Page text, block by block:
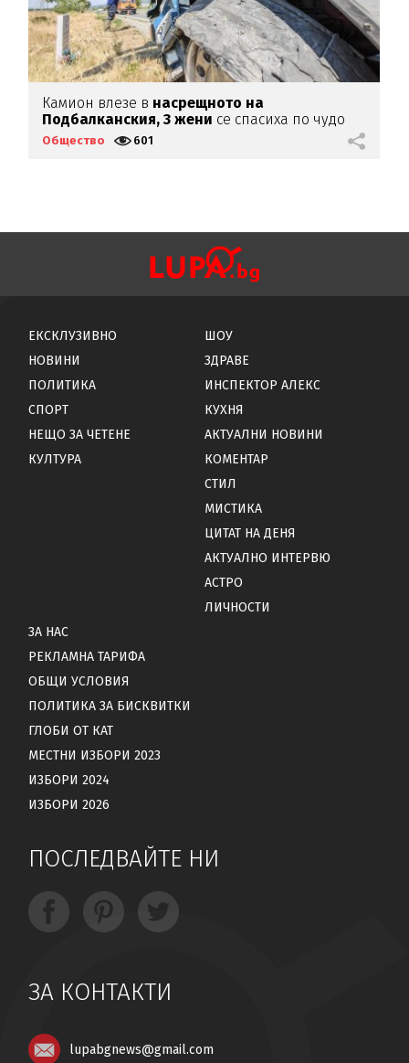
Камион влезе в насрещното на
Подбалканския, 3 жени се спасиха по чудо
(ВИДЕО)
Общество 601
ЕКСКЛУЗИВНО
НОВИНИ
ПОЛИТИКА
СПОРТ
НЕЩО ЗА ЧЕТЕНЕ
КУЛТУРА
ШОУ
ЗДРАВЕ
ИНСПЕКТОР АЛЕКС
КУХНЯ
АКТУАЛНИ НОВИНИ
КОМЕНТАР
СТИЛ
МИСТИКА
ЦИТАТ НА ДЕНЯ
АКТУАЛНО ИНТЕРВЮ
АСТРО
ЛИЧНОСТИ
ЗА НАС
РЕКЛАМНА ТАРИФА
ОБЩИ УСЛОВИЯ
ПОЛИТИКА ЗА БИСКВИТКИ
ГЛОБИ ОТ КАТ
МЕСТНИ ИЗБОРИ 2023
ИЗБОРИ 2024
ИЗБОРИ 2026
ПОСЛЕДВАЙТЕ НИ
ЗА КОНТАКТИ
lupabgnews@gmail.com